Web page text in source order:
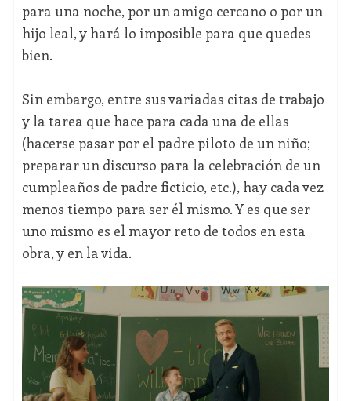
para una noche, por un amigo cercano o por un
hijo leal, y hará lo imposible para que quedes
bien.
Sin embargo, entre sus variadas citas de trabajo
y la tarea que hace para cada una de ellas
(hacerse pasar por el padre piloto de un niño;
preparar un discurso para la celebración de un
cumpleaños de padre ficticio, etc.), hay cada vez
menos tiempo para ser él mismo. Y es que ser
uno mismo es el mayor reto de todos en esta
obra, y en la vida.